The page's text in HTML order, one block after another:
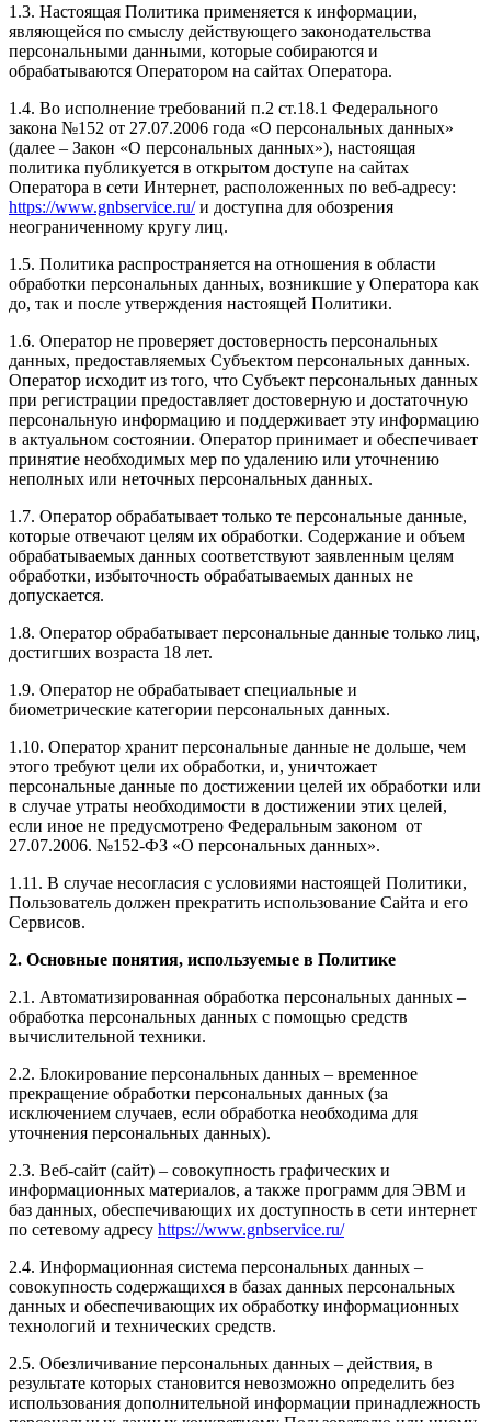
1.3. Настоящая Политика применяется к информации,
являющейся по смыслу действующего законодательства
персональными данными, которые собираются и
обрабатываются Оператором на сайтах Оператора.
1.4. Во исполнение требований п.2 ст.18.1 Федерального
закона №152 от 27.07.2006 года «О персональных данных»
(далее – Закон «О персональных данных»), настоящая
политика публикуется в открытом доступе на сайтах
Оператора в сети Интернет, расположенных по веб-адресу:
https://www.gnbservice.ru/и доступна для обозрения
неограниченному кругу лиц.
1.5. Политика распространяется на отношения в области
обработки персональных данных, возникшие у Оператора как
до, так и после утверждения настоящей Политики.
1.6. Оператор не проверяет достоверность персональных
данных, предоставляемых Субъектом персональных данных.
Оператор исходит из того, что Субъект персональных данных
при регистрации предоставляет достоверную и достаточную
персональную информацию и поддерживает эту информацию
в актуальном состоянии. Оператор принимает и обеспечивает
принятие необходимых мер по удалению или уточнению
неполных или неточных персональных данных.
1.7. Оператор обрабатывает только те персональные данные,
которые отвечают целям их обработки. Содержание и объем
обрабатываемых данных соответствуют заявленным целям
обработки, избыточность обрабатываемых данных не
допускается.
1.8. Оператор обрабатывает персональные данные только лиц,
достигших возраста 18 лет.
1.9. Оператор не обрабатывает специальные и
биометрические категории персональных данных.
1.10. Оператор хранит персональные данные не дольше, чем
этого требуют цели их обработки, и, уничтожает
персональные данные по достижении целей их обработки или
в случае утраты необходимости в достижении этих целей,
если иное не предусмотрено Федеральным законом от
27.07.2006. №152-ФЗ «О персональных данных».
1.11. В случае несогласия с условиями настоящей Политики,
Пользователь должен прекратить использование Сайта и его
Сервисов.
2. Основные понятия, используемые в Политике
2.1. Автоматизированная обработка персональных данных –
обработка персональных данных с помощью средств
вычислительной техники.
2.2. Блокирование персональных данных – временное
прекращение обработки персональных данных (за
исключением случаев, если обработка необходима для
уточнения персональных данных).
2.3. Веб-сайт (сайт) – совокупность графических и
информационных материалов, а также программ для ЭВМ и
баз данных, обеспечивающих их доступность в сети интернет
по сетевому адресу https://www.gnbservice.ru/
2.4. Информационная система персональных данных –
совокупность содержащихся в базах данных персональных
данных и обеспечивающих их обработку информационных
технологий и технических средств.
2.5. Обезличивание персональных данных – действия, в
результате которых становится невозможно определить без
использования дополнительной информации принадлежность